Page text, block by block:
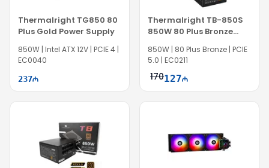
Thermalright TG850 80
Plus Gold Power Supply
850W | Intel ATX 12V | PCIE 4 |
EC0040
237
Thermalright TB-850S
850W 80 Plus Bronze
Power Supply
850W | 80 Plus Bronze | PCIE
5.0 | EC0211
170127